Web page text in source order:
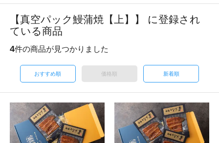
【真空パック鰻蒲焼【上】】 に登録され
ている商品
4件の商品が見つかりました
おすすめ順 価格順 新着順